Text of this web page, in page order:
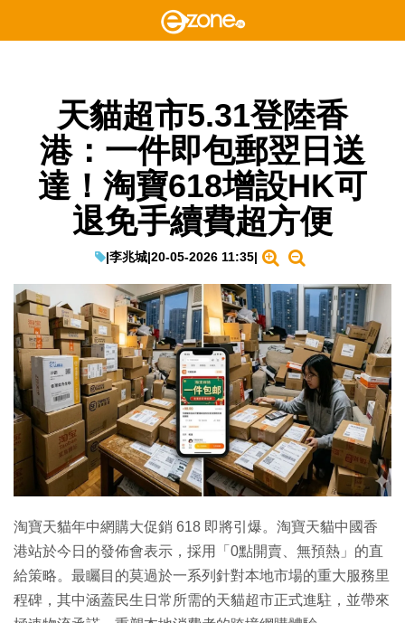
天貓超市5.31登陸香
港：一件即包郵翌日送
達！淘寶618增設HK可
退免手續費超方便
|李兆城|20-05-2026 11:35|
淘寶天貓年中網購大促銷 618 即將引爆。淘寶天貓中國香
港站於今日的發佈會表示，採用「0點開賣、無預熱」的直
給策略。最矚目的莫過於一系列針對本地市場的重大服務里
程碑，其中涵蓋民生日常所需的天貓超市正式進駐，並帶來